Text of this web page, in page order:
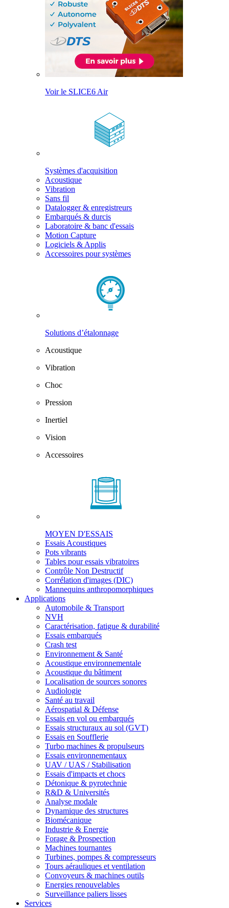
Voir le SLICE6 Air
Systèmes d'acquisition
Acoustique
Vibration
Sans fil
Datalogger & enregistreurs
Embarqués & durcis
Laboratoire & banc d'essais
Motion Capture
Logiciels & Applis
Accessoires pour systèmes
Solutions d’étalonnage
Acoustique
Vibration
Choc
Pression
Inertiel
Vision
Accessoires
MOYEN D'ESSAIS
Essais Acoustiques
Pots vibrants
Tables pour essais vibratoires
Contrôle Non Destructif
Corrélation d'images (DIC)
Mannequins anthropomorphiques
Applications
Automobile & Transport
NVH
Caractérisation, fatigue & durabilité
Essais embarqués
Crash test
Environnement & Santé
Acoustique environnementale
Acoustique du bâtiment
Localisation de sources sonores
Audiologie
Santé au travail
Aérospatial & Défense
Essais en vol ou embarqués
Essais structuraux au sol (GVT)
Essais en Soufflerie
Turbo machines & propulseurs
Essais environnementaux
UAV / UAS / Stabilisation
Essais d'impacts et chocs
Détonique & pyrotechnie
R&D & Universités
Analyse modale
Dynamique des structures
Biomécanique
Industrie & Energie
Forage & Prospection
Machines tournantes
Turbines, pompes & compresseurs
Tours aérauliques et ventilation
Convoyeurs & machines outils
Energies renouvelables
Surveillance paliers lisses
Services